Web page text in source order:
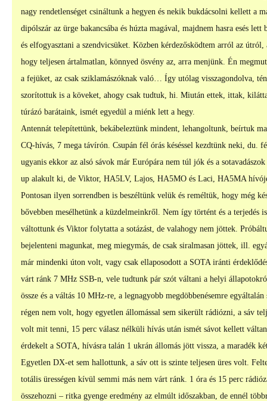
nagy rendetlenséget csináltunk a hegyen és nekik bukdácsolni kellett a
dipólszár az ürge bakancsába és húzta magával, majdnem hasra esés
és elfogyasztani a szendvicsüket. Közben kérdezősködtem arról az
hogy teljesen ártalmatlan, könnyed ösvény az, arra menjünk. Én
a fejüket, az csak sziklamászóknak való… Így utólag visszagondolva,
szorítottuk is a köveket, ahogy csak tudtuk, hi. Miután ettek, ittak,
túrázó barátaink, ismét egyedül a miénk lett a hegy.
Antennát telepítettünk, bekábeleztünk mindent, lehangoltunk, beírtuk
CQ-hívás, 7 mega távírón. Csupán fél órás késéssel kezdtünk neki, du.
ugyanis ekkor az alsó sávok már Európára nem túl jók és a
up alakult ki, de Viktor, HA5LV, Lajos, HA5MO és Laci, HA5MA
Pontosan ilyen sorrendben is beszéltünk velük és reméltük, hogy még
bővebben mesélhetünk a küzdelmeinkről. Nem így történt és a terjedés
váltottunk és Viktor folytatta a sotázást, de valahogy nem jöttek.
bejelenteni magunkat, meg miegymás, de csak siralmasan jöttek, ill.
már mindenki úton volt, vagy csak ellaposodott a SOTA iránti
várt ránk 7 MHz SSB-n, vele tudtunk pár szót váltani a helyi
össze és a váltás 10 MHz-re, a legnagyobb megdöbbenésemre
régen nem volt, hogy egyetlen állomással sem sikerült rádiózni, a sáv
volt mit tenni, 15 perc válasz nélküli hívás után ismét sávot kellett
érdekelt a SOTA, hívásra talán 1 ukrán állomás jött vissza, a maradék
Egyetlen DX-et sem hallottunk, a sáv ott is szinte teljesen üres volt.
totális ürességen kívül semmi más nem várt ránk. 1 óra és 15 perc
összehozni – ritka gyenge eredmény az elmúlt időszakban, de ennél